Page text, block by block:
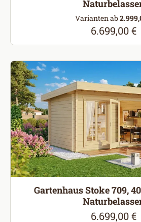
Varianten ab
Regulärer
6.699,00 €
Gartenhaus Stoke 709,
Regulärer
6.699,00 €